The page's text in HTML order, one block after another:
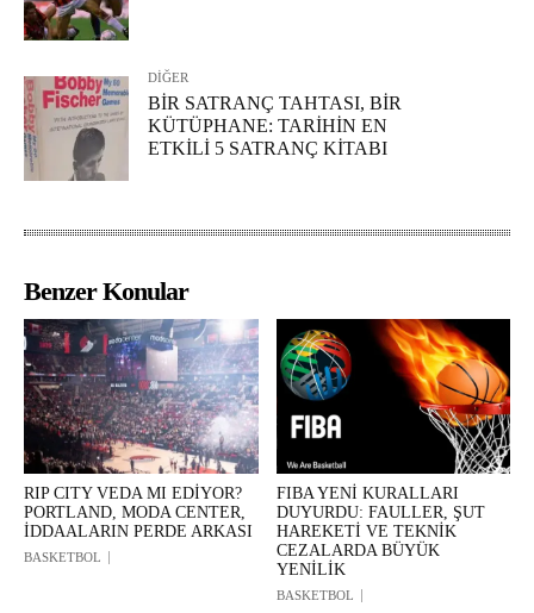
DİĞER
BİR SATRANÇ TAHTASI, BİR
KÜTÜPHANE: TARİHİN EN
ETKİLİ 5 SATRANÇ KİTABI
Benzer Konular
RIP CITY VEDA MI EDİYOR?
PORTLAND, MODA CENTER,
İDDAALARIN PERDE ARKASI
BASKETBOL
FIBA YENİ KURALLARI
DUYURDU: FAULLER, ŞUT
HAREKETİ VE TEKNİK
CEZALARDA BÜYÜK
YENİLİK
BASKETBOL